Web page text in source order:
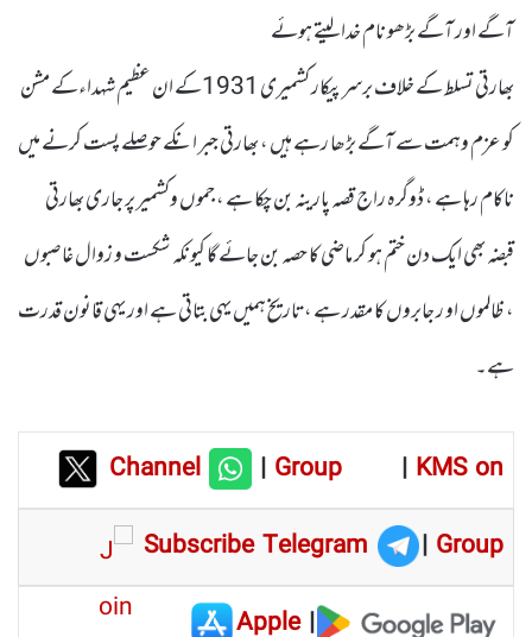
آگے اور آگے بڑھو نام خدا لیتے ہوئے
بھارتی تسلط کے خلاف برسرپیکار کشمیری 1931کے ان عظیم شہداءکے مشن
کو عزم وہمت سے آگے بڑھا رہے ہیں ، بھارتی جبر انکے حوصلے پست کرنے میں
ناکام رہا ہے ، ڈوگرہ راج قصہ پارینہ بن چکا ہے ، جموں وکشمیر پر جاری بھارتی
قبضہ بھی ایک دن ختم ہو کر ماضی کا حصہ بن جائے گا کیونکہ شکست و زوال غاصبوں
، ظالموں او ر جابروں کا مقدر ہے ،تاریخ ہمیں یہی بتاتی ہے اور یہی قانون قدرت
ہے۔
Channel |Group | KMS on
Subscribe Telegram
| Group
|
Apple